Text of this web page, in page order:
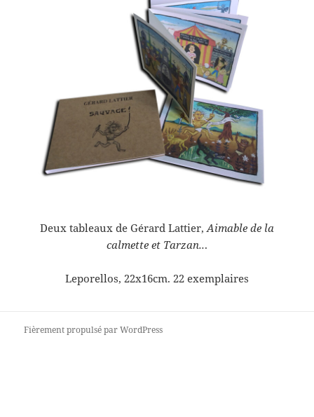
Deux tableaux de Gérard Lattier,Aimable de la
calmette et Tarzan...
Leporellos, 22x16cm. 22 exemplaires
Fièrement propulsé par WordPress